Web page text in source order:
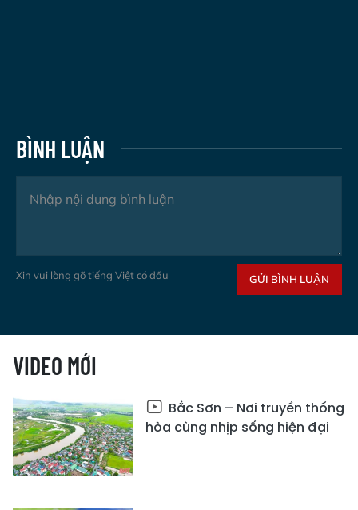
BÌNH LUẬN
Xin vui lòng gõ tiếng Việt có dấu GỬI BÌNH LUẬN
VIDEO MỚI
Bắc Sơn – Nơi truyền thống
hòa cùng nhịp sống hiện đại